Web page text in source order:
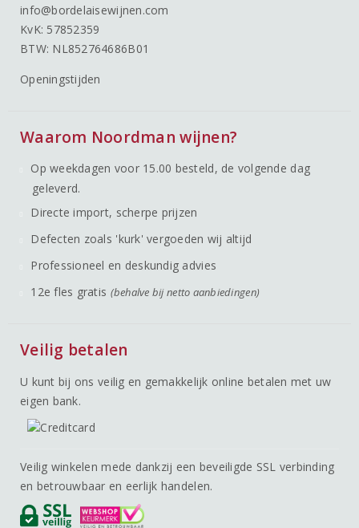
info@bordelaisewijnen.com
KvK: 57852359
BTW: NL852764686B01
Openingstijden
Waarom Noordman wijnen?
Op weekdagen voor 15.00 besteld, de volgende dag
geleverd.
Directe import, scherpe prijzen
Defecten zoals 'kurk' vergoeden wij altijd
Professioneel en deskundig advies
12e fles gratis (behalve bij netto aanbiedingen)
Veilig betalen
U kunt bij ons veilig en gemakkelijk online betalen met uw
eigen bank.
Veilig winkelen mede dankzij een beveiligde SSL verbinding
en betrouwbaar en eerlijk handelen.